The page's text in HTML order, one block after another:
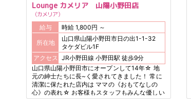
Lounge カメリア 山陽小野田店
カメリア
給与 時給 1,800円 ～
所在地
山口県山陽小野田市日の出1-1-32
タケダビル1F
アクセス
JR小野田線 小野田駅 徒歩9分
山口県山陽小野田市にオープンして14年☆ 地
元の紳士たちに長~く愛されてきました！ 常に
清潔に保たれた店内は ママの《おもてなしの
心》の表れ☆ お客様もスタッフもみんな優しい
お店です！ お手伝いに来る感覚で一度来てみま